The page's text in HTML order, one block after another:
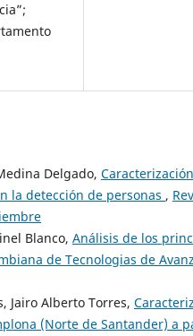
Delgado,
la detección de personas ,
Blanco, Análisis de los
de Tecnologias de
Jairo Alberto Torres,
(Norte de Santander) a